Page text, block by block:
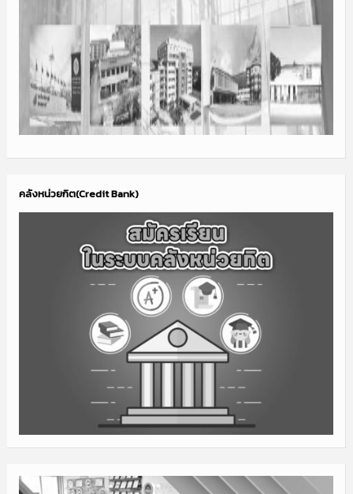
คลังหน่วยกิต(Credit Bank)